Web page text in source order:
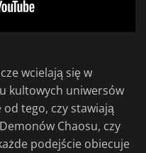
wcielają się w
kultowych uniwersów
tego, czy stawiają
Chaosu, czy
podejście obiecuje